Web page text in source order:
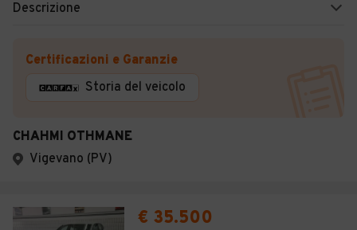
Descrizione
Certificazioni e Garanzie
Storia del veicolo
CHAHMI OTHMANE
Vigevano (PV)
€ 35.500